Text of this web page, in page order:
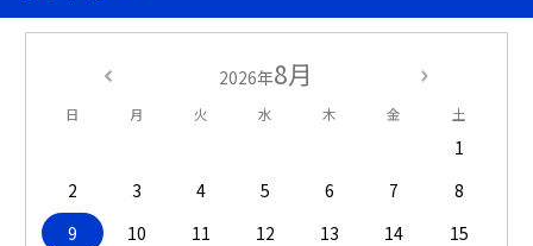
2026年8月
日 月 火 水 木 金 土
1
2
3 4 5 6 7
8
9
10 11 12 13 14
15